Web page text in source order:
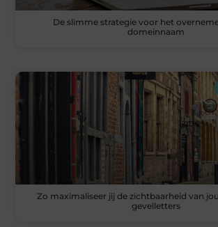
De slimme strategie voor het
domeinnaam
Zo maximaliseer jij de zichtbaarheid van
gevelletters